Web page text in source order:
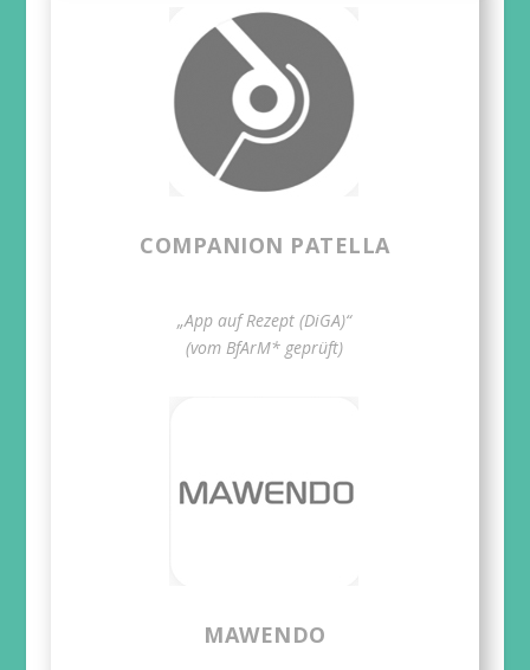
COMPANION PATELLA
„App auf Rezept (DiGA)“
(vom BfArM* geprüft)
MAWENDO